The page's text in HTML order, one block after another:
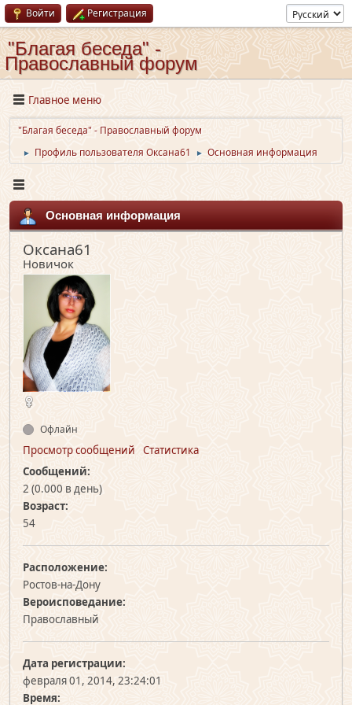
Войти Регистрация
"Благая беседа" -
Православный форум
Главное меню
"Благая беседа" - Православный форум
► Профиль пользователя Оксана61 ► Основная информация
Основная информация
Оксана61
Новичок
Офлайн
Просмотр сообщений
Статистика
Сообщений:
2 (0.000 в день)
Возраст:
54
Расположение:
Ростов-на-Дону
Вероисповедание:
Православный
Дата регистрации:
февраля 01, 2014, 23:24:01
Время: